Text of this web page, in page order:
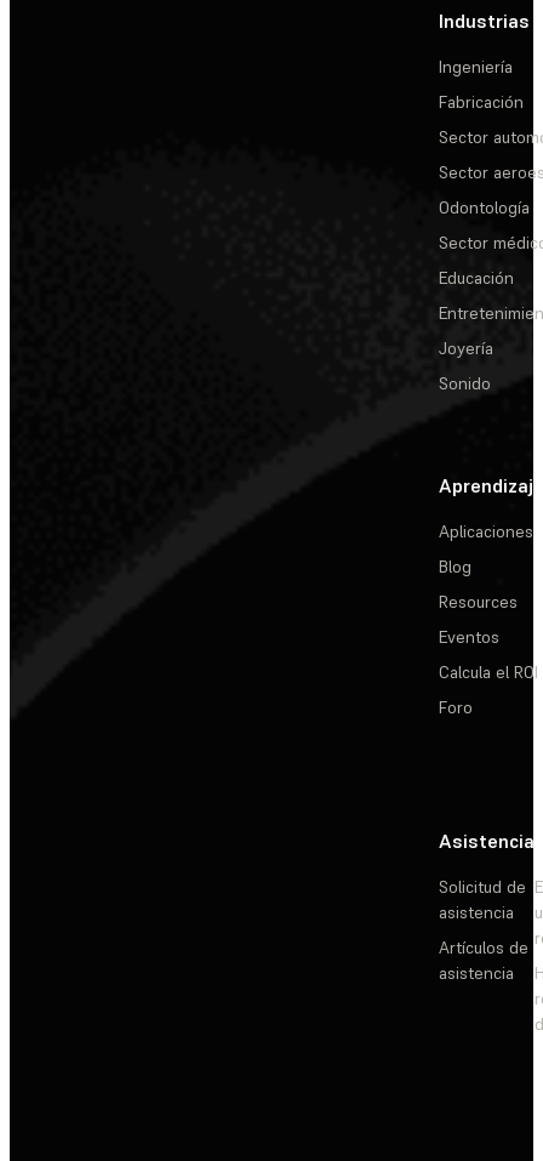
Industrias
Ingeniería
Fabricación
Sector
Sector
Odontología
Sector
Educación
Joyería
Sonido
Aprendizaje
Aplicaciones
Blog
Resources
Eventos
Calcula el ROI
Foro
Asistencia
Solicitud de
asistencia
Artículos de
asistencia